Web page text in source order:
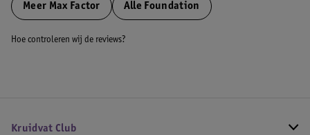
Meer Max Factor Alle Foundation
Hoe controleren wij de reviews?
Kruidvat Club